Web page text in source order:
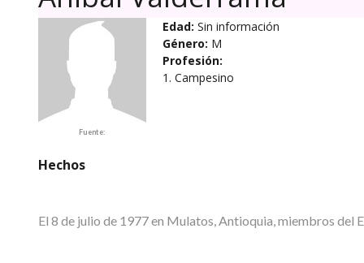
Fuente:
Edad: Sin información
Género: M
Profesión:
1. Campesino
Hechos
El 8 de julio de 1977 en Mulatos, Antioquia, miembros